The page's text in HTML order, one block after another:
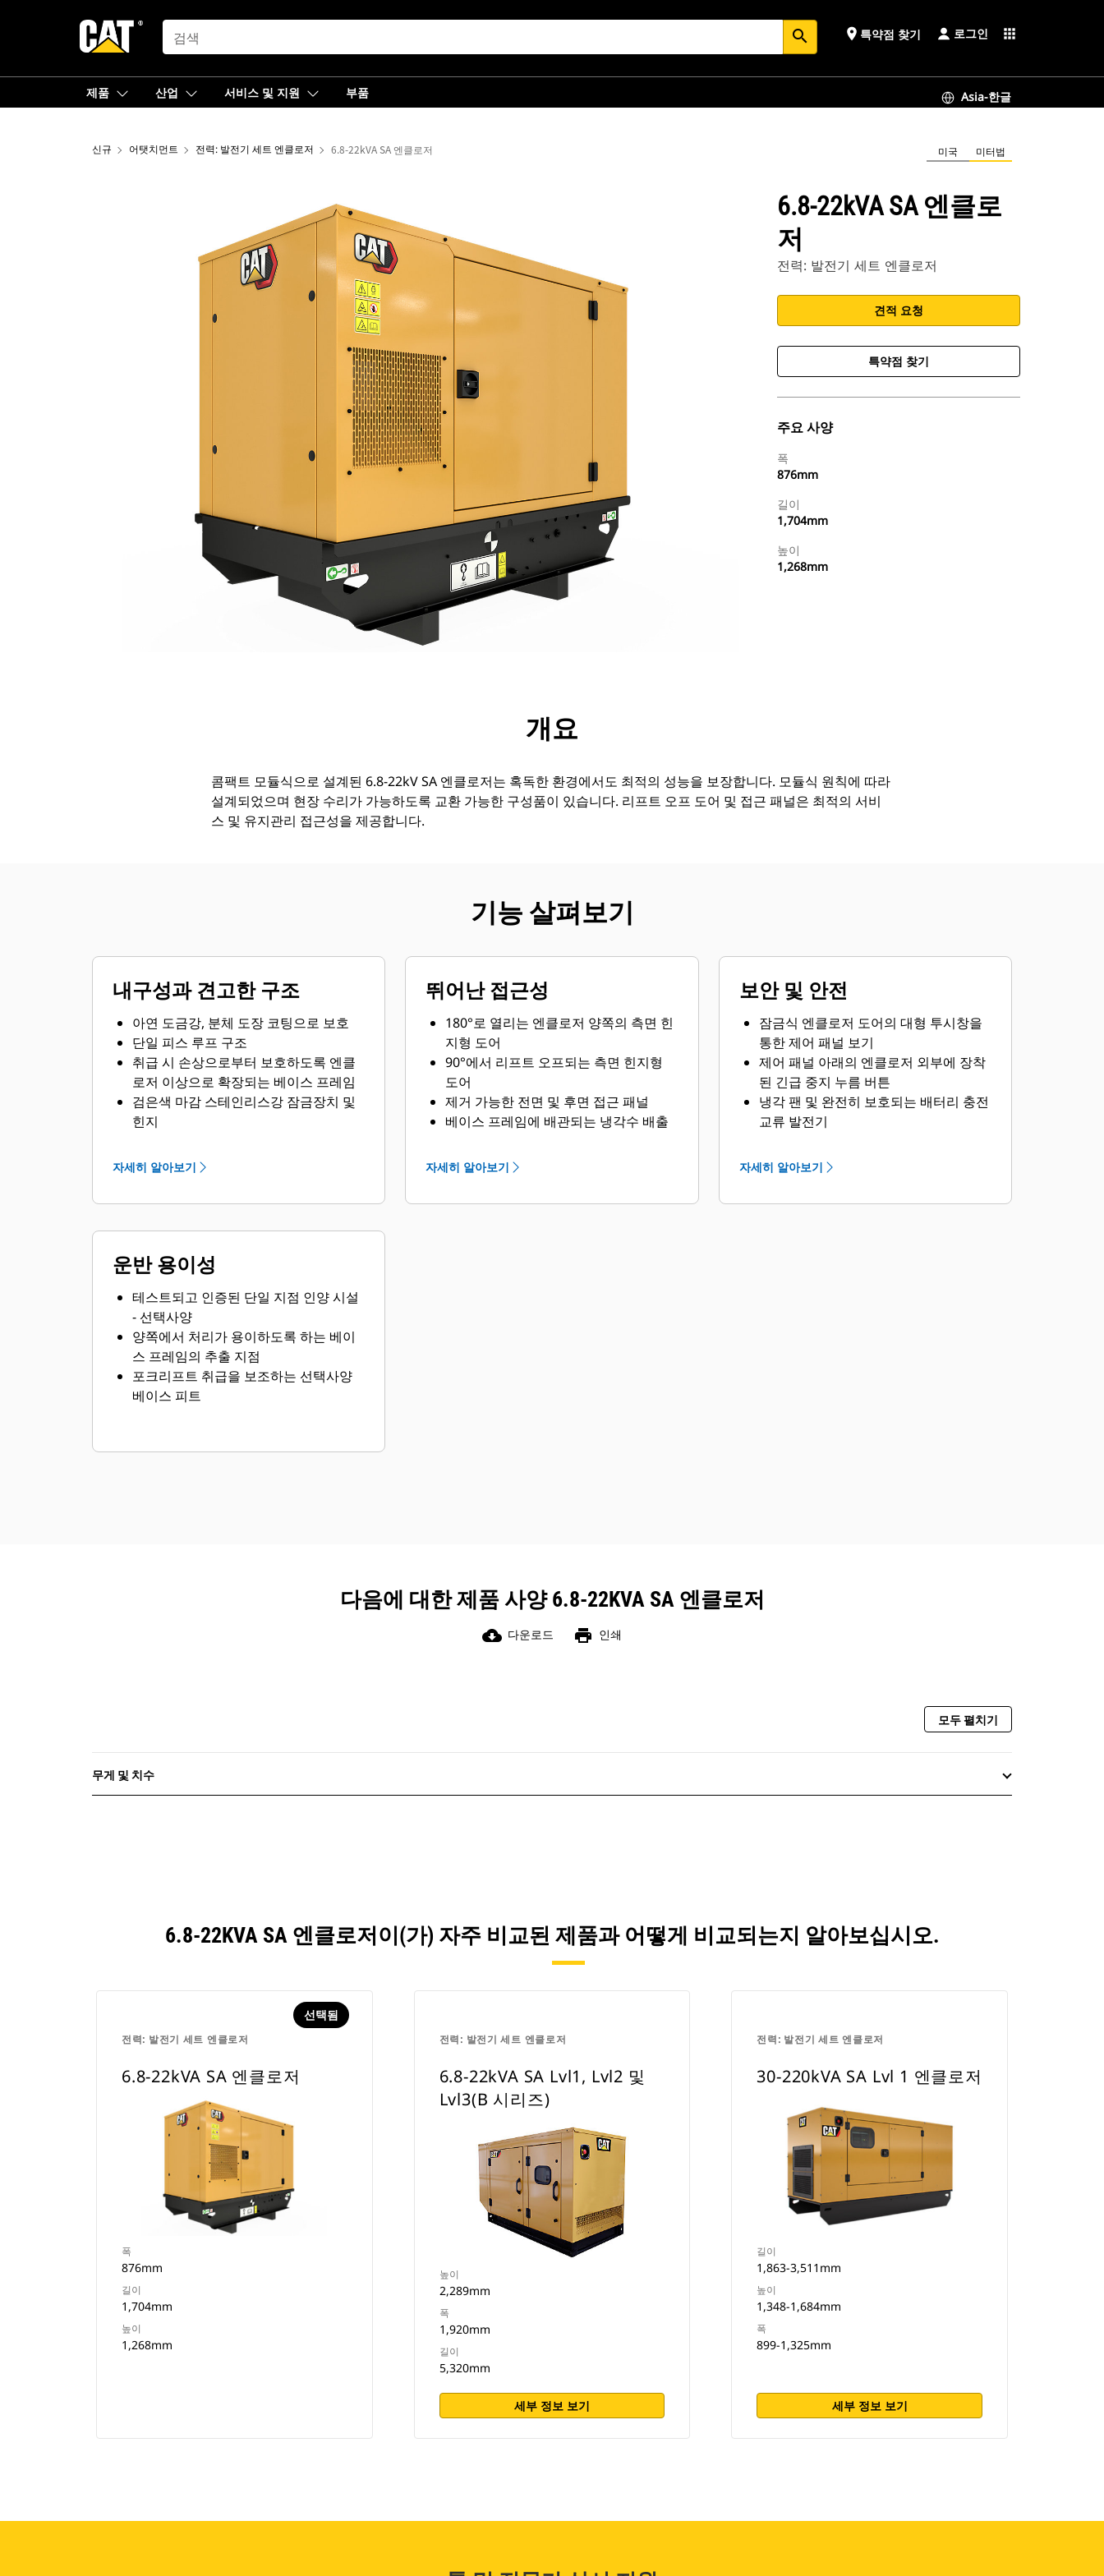
SEARCH search place 특약점 찾기 로그인 apps
제품 산업 서비스 및 지원 부품 Asia-한글
신규 어탯치먼트 전력: 발전기 세트 엔클로저 6.8-22kVA SA 엔클로저 미국 미터법
6.8-22kVA SA 엔클로
저
전력: 발전기 세트 엔클로저
견적 요청
특약점 찾기
주요 사양
폭
876mm
길이
1,704mm
높이
1,268mm
투어
개요
콤팩트 모듈식으로 설계된 6.8-22kV SA 엔클로저는 혹독한 환경에서도 최적의 성능을 보장합니다. 모듈식 원칙에 따라
설계되었으며 현장 수리가 가능하도록 교환 가능한 구성품이 있습니다. 리프트 오프 도어 및 접근 패널은 최적의 서비
스 및 유지관리 접근성을 제공합니다.
기능 살펴보기
내구성과 견고한 구조
아연 도금강, 분체 도장 코팅으로 보호
단일 피스 루프 구조
취급 시 손상으로부터 보호하도록 엔클
로저 이상으로 확장되는 베이스 프레임
검은색 마감 스테인리스강 잠금장치 및
힌지
자세히 알아보기
뛰어난 접근성
180°로 열리는 엔클로저 양쪽의 측면 힌
지형 도어
90°에서 리프트 오프되는 측면 힌지형
도어
제거 가능한 전면 및 후면 접근 패널
베이스 프레임에 배관되는 냉각수 배출
자세히 알아보기
보안 및 안전
잠금식 엔클로저 도어의 대형 투시창을
통한 제어 패널 보기
제어 패널 아래의 엔클로저 외부에 장착
된 긴급 중지 누름 버튼
냉각 팬 및 완전히 보호되는 배터리 충전
교류 발전기
및 배터리 접근 가능
기 소음 시스템
자세히 알아보기
운반 용이성
테스트되고 인증된 단일 지점 인양 시설
- 선택사양
양쪽에서 처리가 용이하도록 하는 베이
스 프레임의 추출 지점
포크리프트 취급을 보조하는 선택사양
베이스 피트
다음에 대한 제품 사양 6.8-22KVA SA 엔클로저
cloud_download 다운로드 print 인쇄
모두 펼치기
무게 및 치수
6.8-22KVA SA 엔클로저이(가) 자주 비교된 제품과 어떻게 비교되는지 알아보십시오.
전력: 발전기 세트 엔클로저
선택됨
6.8-22kVA SA 엔클로저
폭
876mm
길이
1,704mm
높이
1,268mm
전력: 발전기 세트 엔클로저
6.8-22kVA SA Lvl1, Lvl2 및
Lvl3(B 시리즈)
높이
2,289mm
폭
1,920mm
길이
5,320mm
세부 정보 보기
전력: 발전기 세트 엔클로저
30-220kVA SA Lvl 1 엔클로저
길이
1,863-3,511mm
높이
1,348-1,684mm
폭
899-1,325mm
세부 정보 보기